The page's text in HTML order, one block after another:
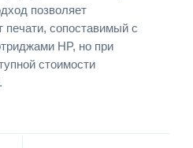
позволяет
печати, сопоставимый с
HP, но при
стоимости